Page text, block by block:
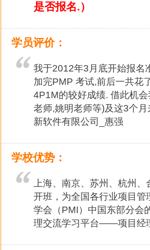
是否报名.）
学员评价：
我于2012年3月底开始报名
加完PMP 考试,前后一共花
4P1M的较好成绩. 借此机
老师,姚明老师等)及这3个
新软件有限公司_惠强
学校优势：
上海、南京、苏州、杭州
开班，为全国各行业项目
学会（PMI）中国东部分会
理交流学习平台——项目经